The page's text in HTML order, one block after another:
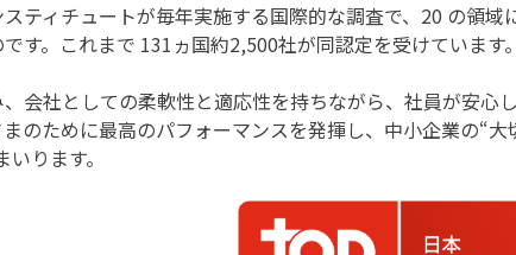
ティチュートが毎年実施する国際的な調査で、20 の領域
。これまで 131ヵ国約2,500社が同認定を受けています。
会社としての柔軟性と適応性を持ちながら、社員が安心
のために最高のパフォーマンスを発揮し、中小企業の“大
ります。